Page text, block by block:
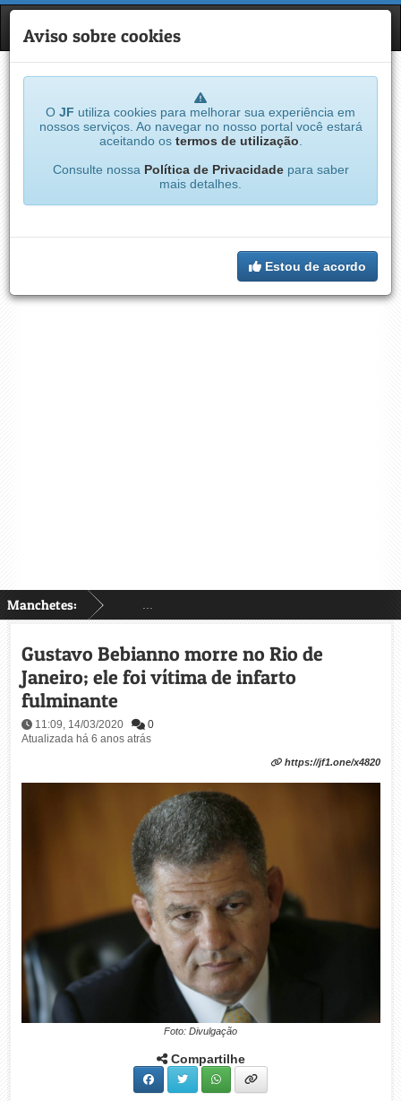
JF
Manchetes:
Aviso sobre cookies
O JF utiliza cookies para melhorar sua experiência em
nossos serviços. Ao navegar no nosso portal você estará
aceitando os termos de utilização
Consulte nossa Política de Privacidadepara saber
mais detalhes.
Estou de acordo
Gustavo Bebianno morre no Rio de
Janeiro; ele foi vítima de infarto
fulminante
11:09, 14/03/2020
0
Atualizada há 6 anos atrás
https://jf1.one/x4820
Foto: Divulgação
Compartilhe